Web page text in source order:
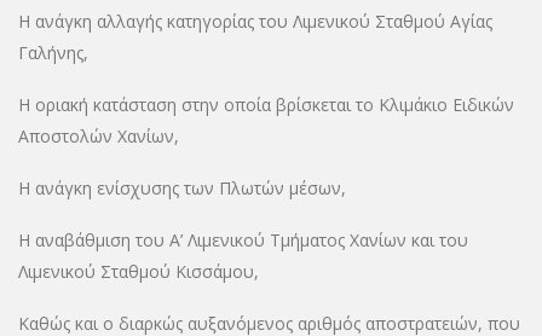
Η ανάγκη αλλαγής κατηγορίας του Λιμενικού Σταθμού Αγίας
Γαλήνης,
Η οριακή κατάσταση στην οποία βρίσκεται το Κλιμάκιο Ειδικών
Αποστολών Χανίων,
Η ανάγκη ενίσχυσης των Πλωτών μέσων,
Η αναβάθμιση του Α’ Λιμενικού Τμήματος Χανίων και του
Λιμενικού Σταθμού Κισσάμου,
Καθώς και ο διαρκώς αυξανόμενος αριθμός αποστρατειών, που